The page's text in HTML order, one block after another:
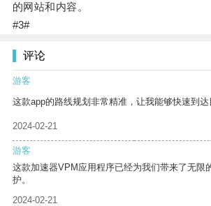
的网站和内容。
#3#
评论
游客
这款app的路线规划非常精准，让我能够快速到达
2024-02-21
游客
这款加速器VPM应用程序已经为我们带来了无限
护。
2024-02-21